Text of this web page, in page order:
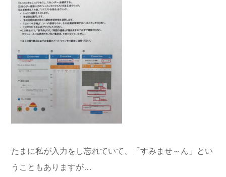
たまに私が入力をし忘れていて、「すみませ～ん」とい
うこともありますが…